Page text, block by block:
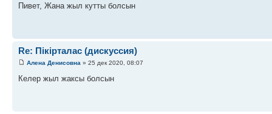
Пивет, Жана жыл кутты болсын
Re: Пікірталас (дискуссия)
Алена Денисовна » 25 дек 2020, 08:07
Келер жыл жаксы болсын